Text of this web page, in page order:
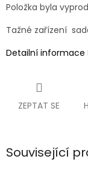
Položka byla
Tažné zařízení
Detailní informace
ZEPTAT SE
Související